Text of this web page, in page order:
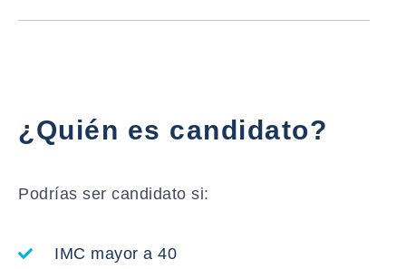
¿Quién es candidato?
Podrías ser candidato si:
IMC mayor a 40